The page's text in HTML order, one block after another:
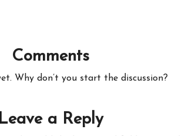
Comments
Why don’t you start the discussion?
Leave a Reply